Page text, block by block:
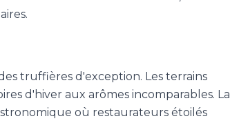
truffières d'exception. Les terrains
d'hiver aux arômes incomparables. La
où restaurateurs étoilés